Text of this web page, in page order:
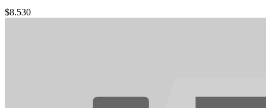
$8.530